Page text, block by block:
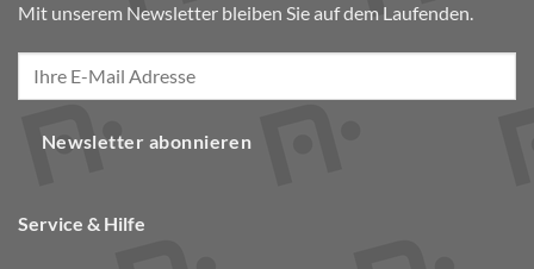
Mit unserem Newsletter bleiben Sie auf dem Laufenden.
Newsletter abonnieren
Service & Hilfe